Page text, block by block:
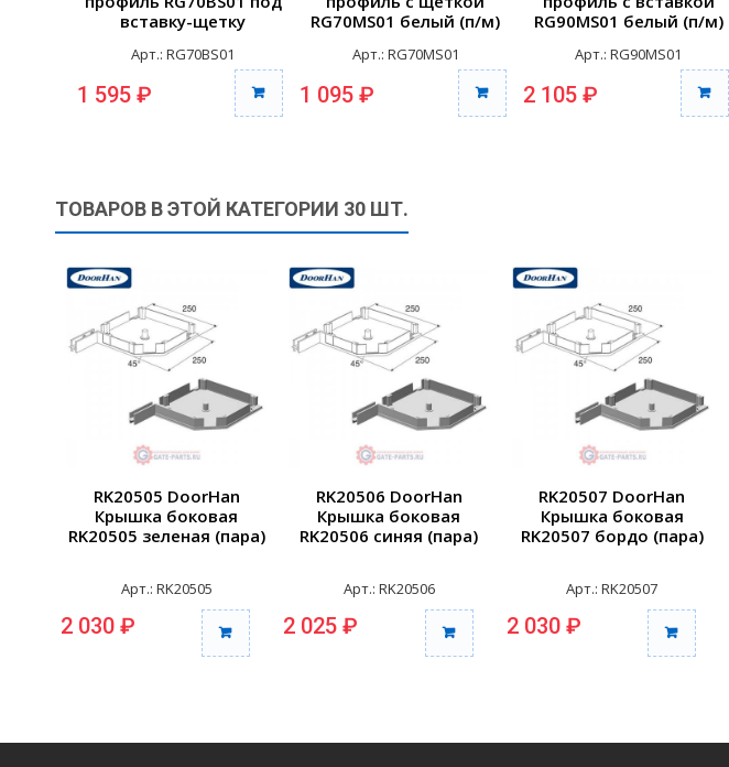
вставку-щетку
Арт.: RG70BS01
1 595 ₽
RG70MS01 белый (п/м)
Арт.: RG70MS01
1 095 ₽
RG90MS01 белый (п/м)
Арт.: RG90MS01
2 105 ₽
ТОВАРОВ В ЭТОЙ КАТЕГОРИИ 30 ШТ.
RK20505 DoorHan
Крышка боковая
RK20505 зеленая (пара)
Арт.: RK20505
2 030 ₽
RK20506 DoorHan
Крышка боковая
RK20506 синяя (пара)
Арт.: RK20506
2 025 ₽
RK20507 DoorHan
Крышка боковая
RK20507 бордо (пара)
Арт.: RK20507
2 030 ₽